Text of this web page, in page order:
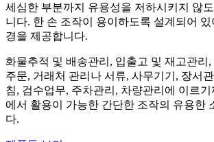
세심한 부분까지 유용성을 저하시키지 않
니다. 한 손 조작이 용이하도록 설계되어
경을 제공합니다.
화물추적 및 배송관리, 입출고 및 재고관리,
주문, 거래처 관리나 서류, 사무기기, 장서
침, 검수업무, 주차관리, 차량관리에 이르
에서 활용이 가능한 간단한 조작의 유용한
다.